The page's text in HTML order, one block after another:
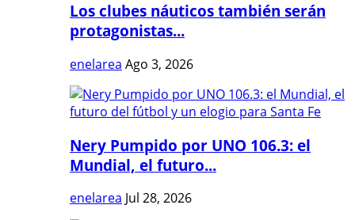
Los clubes náuticos también serán
protagonistas...
enelarea Ago 3, 2026
Nery Pumpido por UNO 106.3: el
Mundial, el futuro...
enelarea Jul 28, 2026